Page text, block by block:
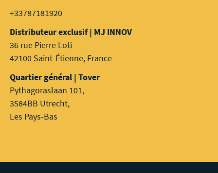
+33787181920
Distributeur exclusif | MJ INNOV
36 rue Pierre Loti
42100 Saint-Étienne, France
Quartier général | Tover
Pythagoraslaan 101,
3584BB Utrecht,
Les Pays-Bas